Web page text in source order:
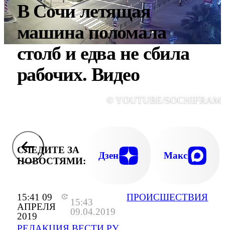
15:41 09
АПРЕЛЯ
2019
15:43
09.04.2019
ПРОИСШЕСТВИЯ
В Сочи летящая
машина поломала
столб и едва не сбила
рабочих. Видео
© YOUTUBE/
СЛЕДИТЕ ЗА
НОВОСТЯМИ:
Дзен Макс